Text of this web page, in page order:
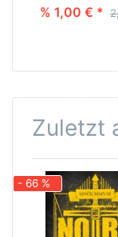
% 1,00 € *
Zuletzt
- 66 %